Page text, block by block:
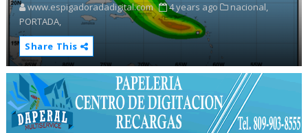
www.espigadoradadigital.com 4 years ago
nacional,
PORTADA,
Share This